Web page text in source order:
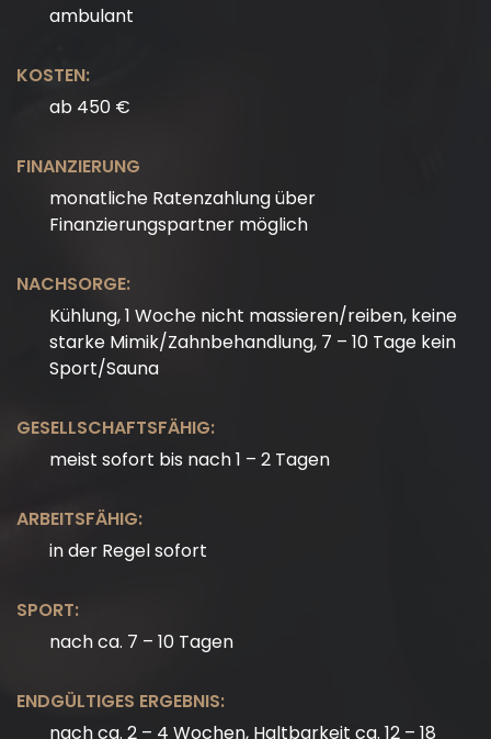
ambulant
KOSTEN:
ab 450 €
FINANZIERUNG
monatliche Ratenzahlung über
Finanzierungspartner möglich
NACHSORGE:
Kühlung, 1 Woche nicht massieren/reiben, keine
starke Mimik/Zahnbehandlung, 7 – 10 Tage kein
Sport/Sauna
GESELLSCHAFTSFÄHIG:
meist sofort bis nach 1 – 2 Tagen
ARBEITSFÄHIG:
in der Regel sofort
SPORT:
nach ca. 7 – 10 Tagen
ENDGÜLTIGES ERGEBNIS:
nach ca. 2 – 4 Wochen, Haltbarkeit ca. 12 – 18